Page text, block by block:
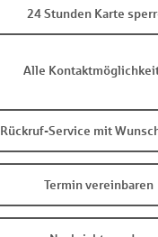
24 Stunden Karte
Alle
Rückruf-Service mit
Termin vereinbaren